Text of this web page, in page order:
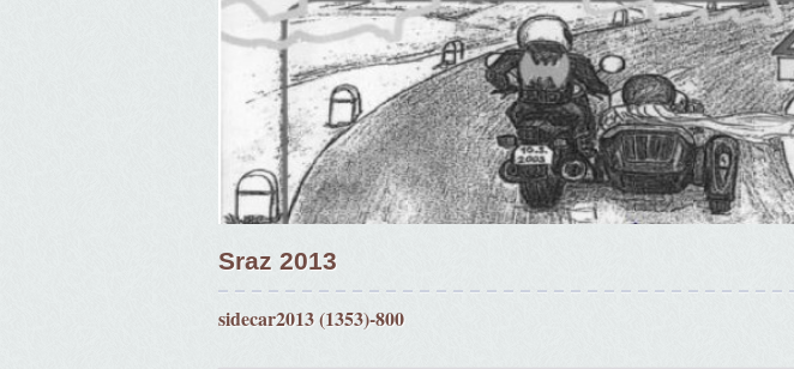
Sraz 2013
sidecar2013 (1353)-800